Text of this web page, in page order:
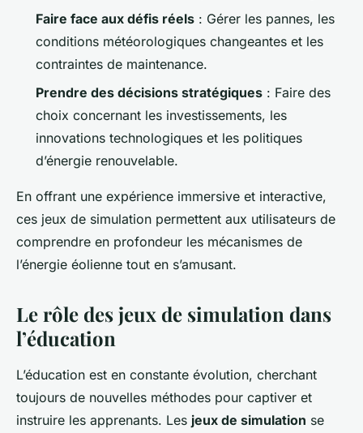
Faire face aux défis réels : Gérer les pannes, les
conditions météorologiques changeantes et les
contraintes de maintenance.
Prendre des décisions stratégiques : Faire des
choix concernant les investissements, les
innovations technologiques et les politiques
d’énergie renouvelable.
En offrant une expérience immersive et interactive,
ces jeux de simulation permettent aux utilisateurs de
comprendre en profondeur les mécanismes de
l’énergie éolienne tout en s’amusant.
Le rôle des jeux de simulation dans
l’éducation
L’éducation est en constante évolution, cherchant
toujours de nouvelles méthodes pour captiver et
instruire les apprenants. Les jeux de simulation se